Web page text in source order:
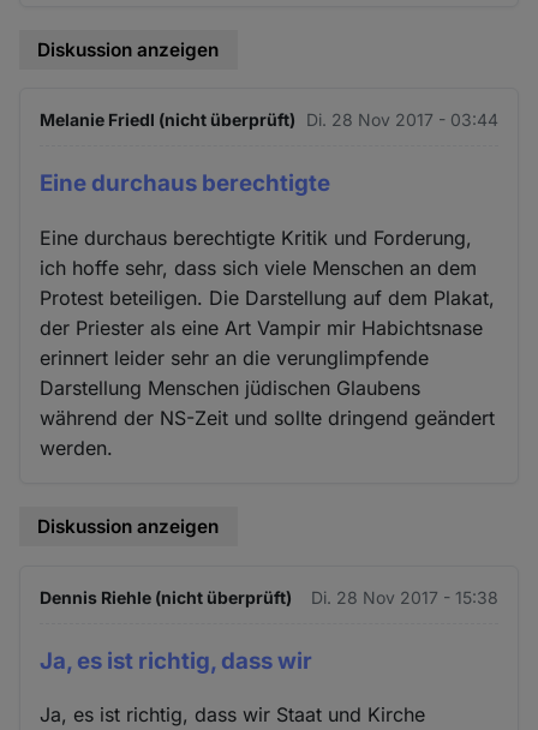
Diskussion anzeigen
Melanie Friedl (nicht überprüft) Di. 28 Nov 2017 - 03:44
Eine durchaus berechtigte
Eine durchaus berechtigte Kritik und Forderung,
ich hoffe sehr, dass sich viele Menschen an dem
Protest beteiligen. Die Darstellung auf dem Plakat,
der Priester als eine Art Vampir mir Habichtsnase
erinnert leider sehr an die verunglimpfende
Darstellung Menschen jüdischen Glaubens
während der NS-Zeit und sollte dringend geändert
werden.
Diskussion anzeigen
Dennis Riehle (nicht überprüft) Di. 28 Nov 2017 - 15:38
Ja, es ist richtig, dass wir
Ja, es ist richtig, dass wir Staat und Kirche